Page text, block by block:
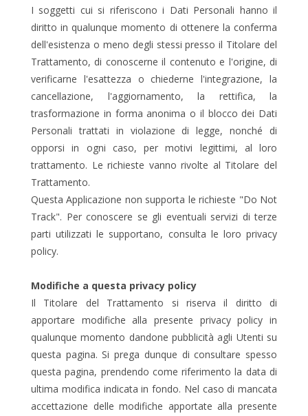
I soggetti cui si riferiscono i Dati Personali hanno il
diritto in qualunque momento di ottenere la conferma
dell'esistenza o meno degli stessi presso il Titolare del
Trattamento, di conoscerne il contenuto e l'origine, di
verificarne l'esattezza o chiederne l'integrazione, la
cancellazione, l'aggiornamento, la rettifica, la
trasformazione in forma anonima o il blocco dei Dati
Personali trattati in violazione di legge, nonché di
opporsi in ogni caso, per motivi legittimi, al loro
trattamento. Le richieste vanno rivolte al Titolare del
Trattamento.
Questa Applicazione non supporta le richieste "Do Not
Track". Per conoscere se gli eventuali servizi di terze
parti utilizzati le supportano, consulta le loro privacy
policy.
Modifiche a questa privacy policy
Il Titolare del Trattamento si riserva il diritto di
apportare modifiche alla presente privacy policy in
qualunque momento dandone pubblicità agli Utenti su
questa pagina. Si prega dunque di consultare spesso
questa pagina, prendendo come riferimento la data di
ultima modifica indicata in fondo. Nel caso di mancata
accettazione delle modifiche apportate alla presente